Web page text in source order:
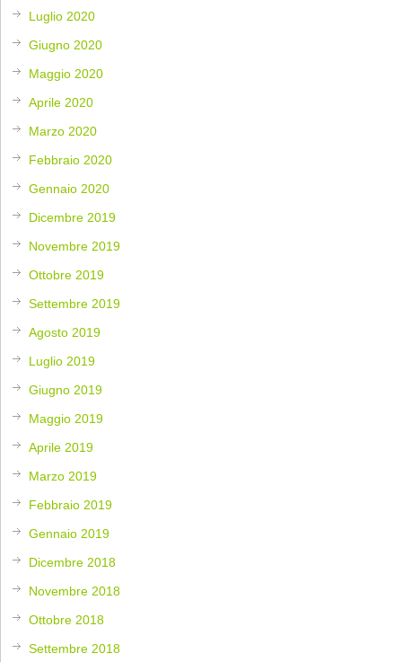
Luglio 2020
Giugno 2020
Maggio 2020
Aprile 2020
Marzo 2020
Febbraio 2020
Gennaio 2020
Dicembre 2019
Novembre 2019
Ottobre 2019
Settembre 2019
Agosto 2019
Luglio 2019
Giugno 2019
Maggio 2019
Aprile 2019
Marzo 2019
Febbraio 2019
Gennaio 2019
Dicembre 2018
Novembre 2018
Ottobre 2018
Settembre 2018